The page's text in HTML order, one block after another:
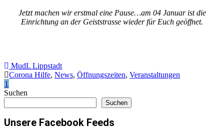
Jetzt machen wir erstmal eine Pause…am 04 Januar ist die
Einrichtung an der Geiststrasse wieder für Euch geöffnet.
MudL Lippstadt
Corona Hilfe, News, Öffnungszeiten, Veranstaltungen
1
Suchen
Suchen
Unsere Facebook Feeds